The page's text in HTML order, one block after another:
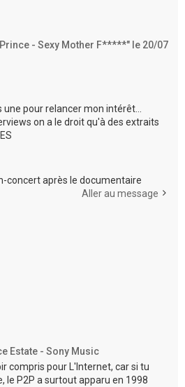
- Sexy Mother F*****" le 20/07
pour relancer mon intérêt...
on a le droit qu'à des extraits
concert après le documentaire
Aller au message
Estate - Sony Music
compris pour L'Internet, car si tu
le P2P a surtout apparu en 1998